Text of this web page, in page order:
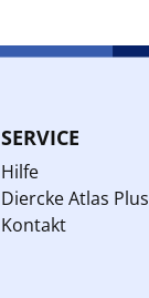
SERVICE
Hilfe
Diercke Atlas Plus
Kontakt